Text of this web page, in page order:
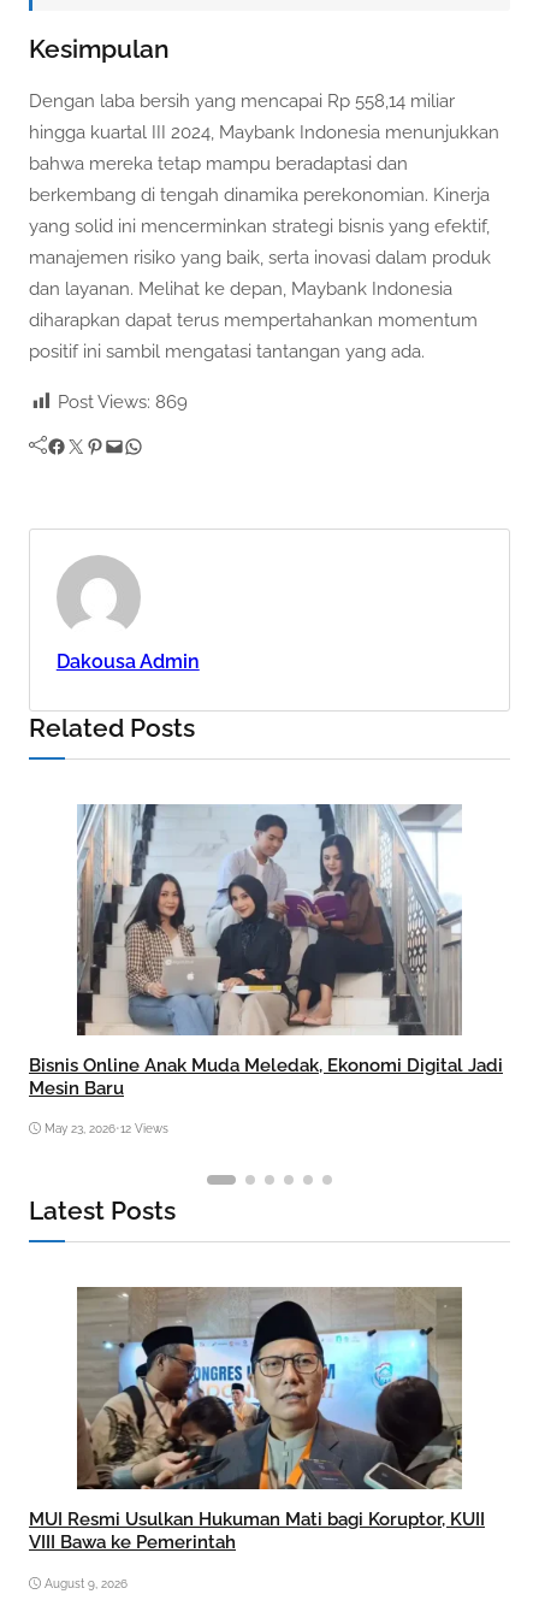
Kesimpulan
Dengan laba bersih yang mencapai Rp 558,14 miliar
hingga kuartal III 2024, Maybank Indonesia menunjukkan
bahwa mereka tetap mampu beradaptasi dan
berkembang di tengah dinamika perekonomian. Kinerja
yang solid ini mencerminkan strategi bisnis yang efektif,
manajemen risiko yang baik, serta inovasi dalam produk
dan layanan. Melihat ke depan, Maybank Indonesia
diharapkan dapat terus mempertahankan momentum
positif ini sambil mengatasi tantangan yang ada.
Post Views: 869
Facebook Twitter Pinterest Mail WhatsApp
Dakousa Admin
Related Posts
Bisnis Online Anak Muda Meledak, Ekonomi Digital Jadi
Mesin Baru
May 23, 2026•12 Views
Latest Posts
MUI Resmi Usulkan Hukuman Mati bagi Koruptor, KUII
VIII Bawa ke Pemerintah
August 9, 2026